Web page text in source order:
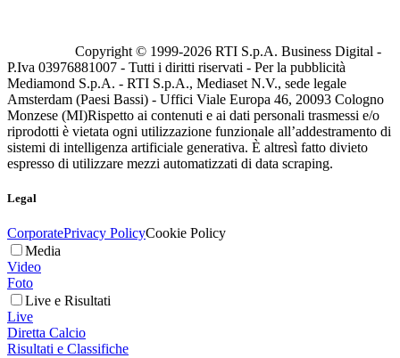
Copyright © 1999-2026 RTI S.p.A. Business Digital -
P.Iva 03976881007 - Tutti i diritti riservati - Per la pubblicità
Mediamond S.p.A. - RTI S.p.A., Mediaset N.V., sede legale
Amsterdam (Paesi Bassi) - Uffici Viale Europa 46, 20093 Cologno
Monzese (MI)Rispetto ai contenuti e ai dati personali trasmessi e/o
riprodotti è vietata ogni utilizzazione funzionale all’addestramento di
sistemi di intelligenza artificiale generativa. È altresì fatto divieto
espresso di utilizzare mezzi automatizzati di data scraping.
Legal
CorporatePrivacy PolicyCookie Policy
Media
Video
Foto
Live e Risultati
Live
Diretta Calcio
Risultati e Classifiche